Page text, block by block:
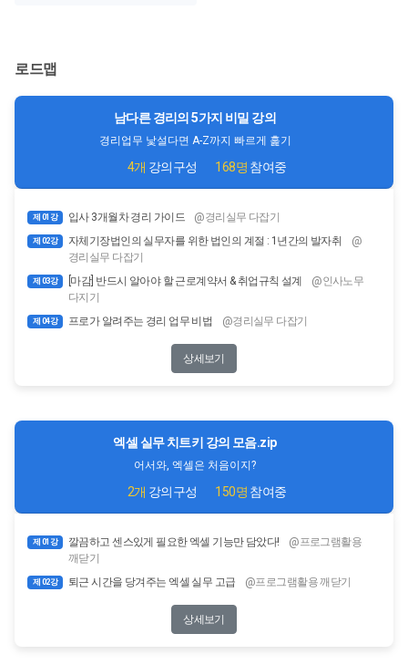
로드맵
남다른 경리의 5가지 비밀 강의
경리업무 낯설다면 A-Z까지 빠르게 훑기
4개 강의구성 168명 참여중
제 01강 입사 3개월차 경리 가이드 @경리실무 다잡기
제 02강 자체기장법인의 실무자를 위한 법인의 계절 : 1년간의 발자취
@
경리실무 다잡기
제 03강 [마감] 반드시 알아야 할 근로계약서 & 취업규칙 설계
@인사노무
다지기
제 04강 프로가 알려주는 경리 업무 비법 @경리실무 다잡기
상세보기
엑셀 실무 치트키 강의 모음.zip
어서와, 엑셀은 처음이지?
2개 강의구성 150명 참여중
제 01강 깔끔하고 센스있게 필요한 엑셀 기능만 담았다!
@프로그램활용
깨닫기
제 02강 퇴근 시간을 당겨주는 엑셀 실무 고급 @프로그램활용 깨닫기
상세보기